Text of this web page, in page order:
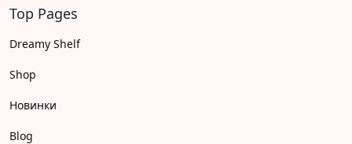
Top Pages
Dreamy Shelf
Shop
Новинки
Blog